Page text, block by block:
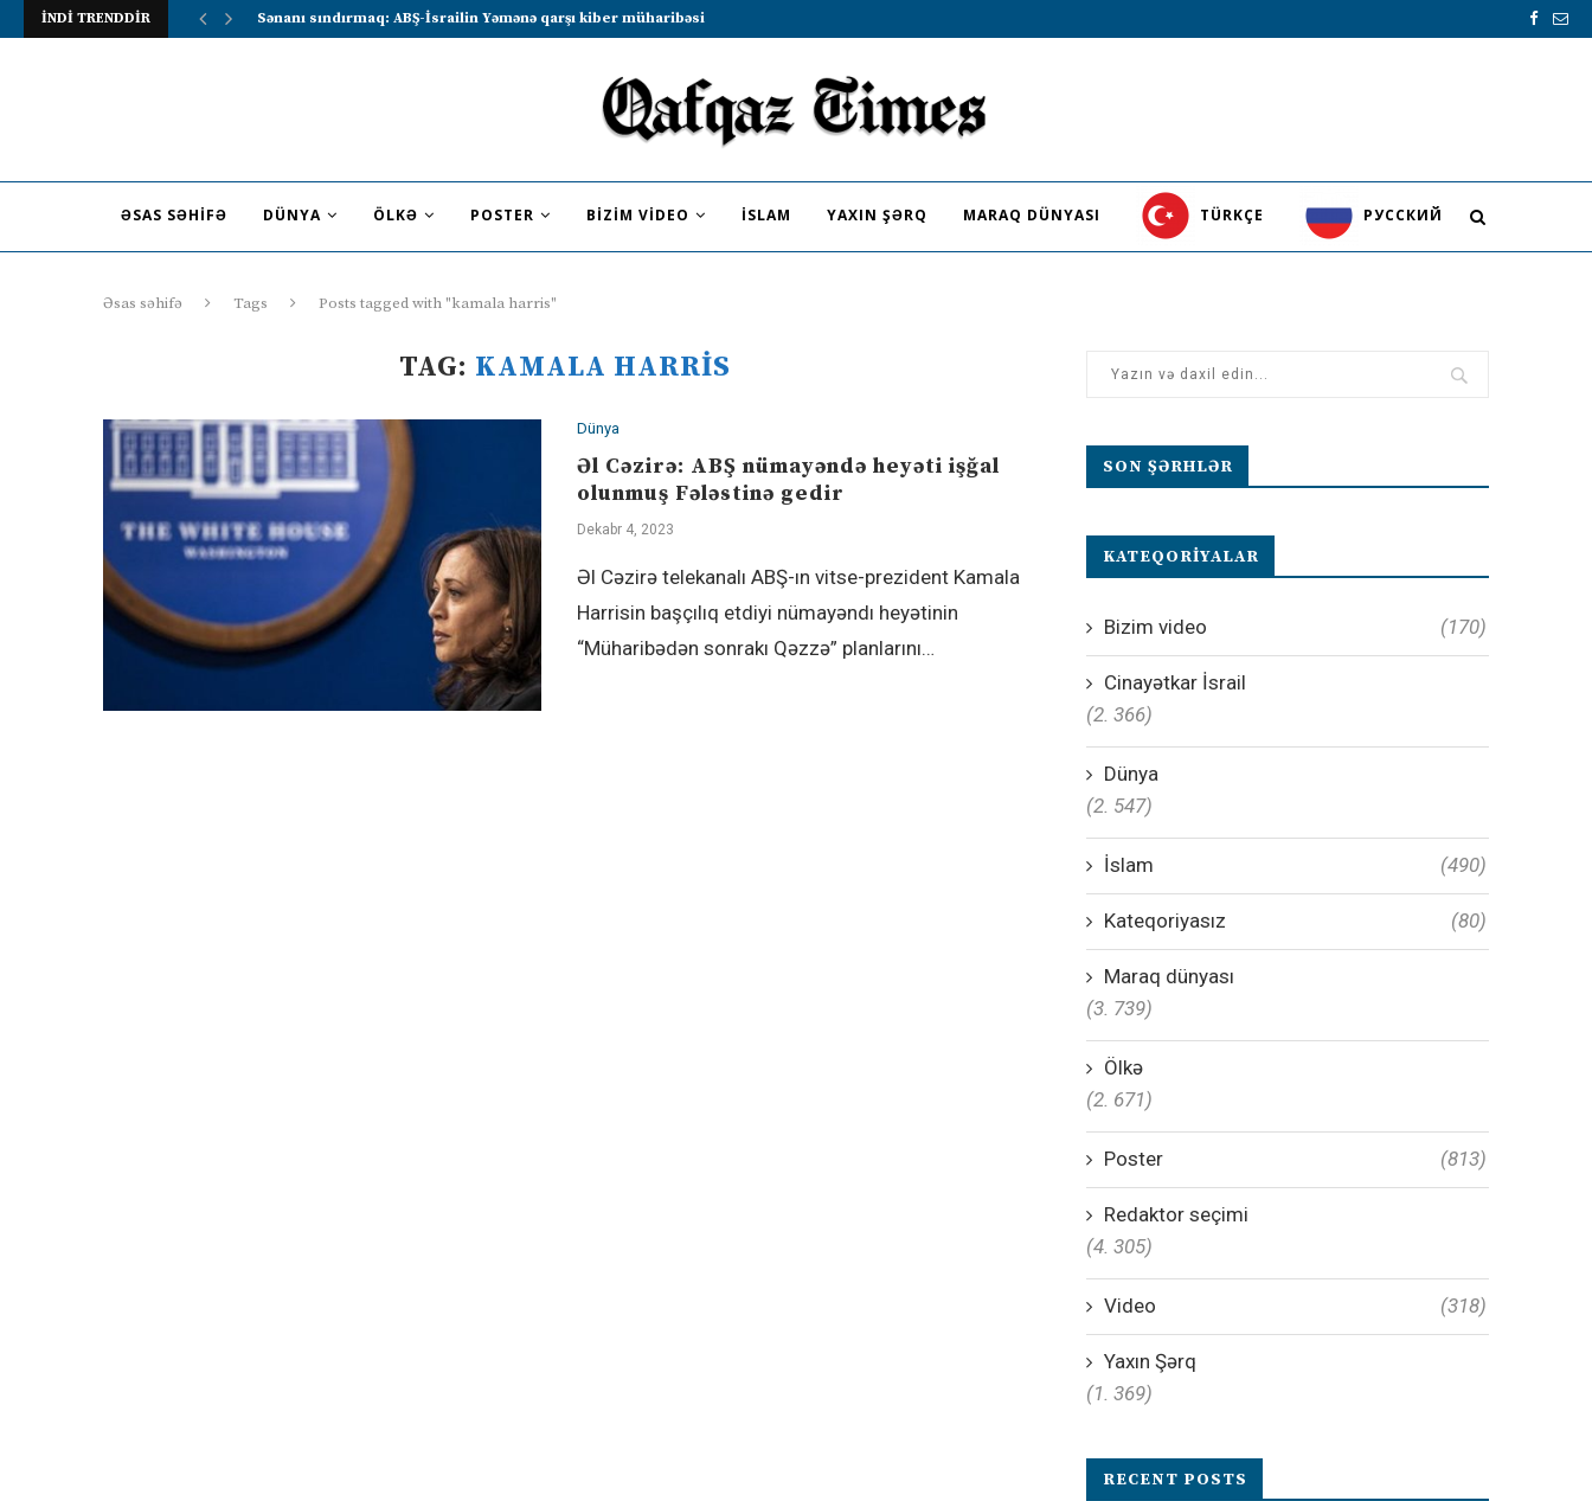
İNDİ TRENDDİR Lavrov Suriya prezidentini Rusiya–Ərəb sammitində iştirak etməyə dəvət...
ƏSAS SƏHIFƏ DÜNYA ÖLKƏ POSTER BIZIM VIDEO İSLAM YAXIN ŞƏRQ MARAQ DÜNYASI TÜRKÇE PУССКИЙ
Əsas səhifə Tags Posts tagged with "kamala harris"
TAG: KAMALA HARRIS
Dünya
Əl Cəzirə: ABŞ nümayəndə heyəti işğal
olunmuş Fələstinə gedir
Dekabr 4, 2023
Əl Cəzirə telekanalı ABŞ-ın vitse-prezident Kamala
Harrisin başçılıq etdiyi nümayəndı heyətinin
“Müharibədən sonrakı Qəzzə” planlarını…
SON ŞƏRHLƏR
KATEQORIYALAR
Bizim video (170)
Cinayətkar İsrail
(2. 366)
Dünya
(2. 547)
İslam (490)
Kateqoriyasız (80)
Maraq dünyası
(3. 739)
Ölkə
(2. 671)
Poster (813)
Redaktor seçimi
(4. 305)
Video (318)
Yaxın Şərq
(1. 369)
RECENT POSTS